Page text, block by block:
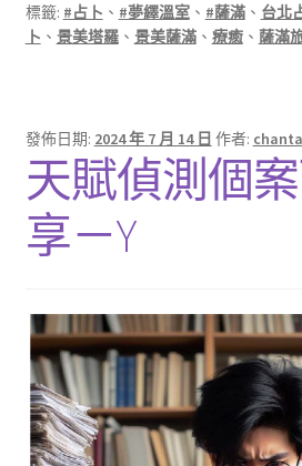
標籤: #占卜 、 #夢繹溫室、 #薩滿、 台北
卜 、 景美塔羅、 景美薩滿、 療癒、 薩滿
發佈日期: 2024 年 7 月 14 日 作者:
天賦偵測個
享－Y